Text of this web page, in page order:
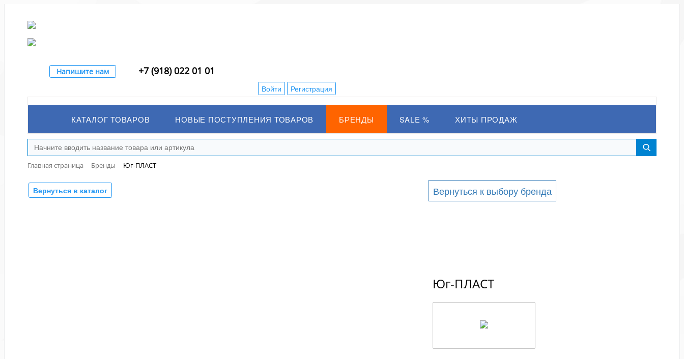
Напишите нам +7 (918) 022 01 01
Войти Регистрация
КАТАЛОГ ТОВАРОВ НОВЫЕ ПОСТУПЛЕНИЯ ТОВАРОВ БРЕНДЫ SALE % ХИТЫ ПРОДАЖ
Главная страница Бренды Юг-ПЛАСТ
Вернуться к выбору бренда
Юг-ПЛАСТ
Вернуться в каталог